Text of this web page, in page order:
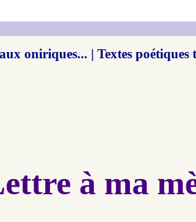
oniriques... | Textes poétiques
à ma